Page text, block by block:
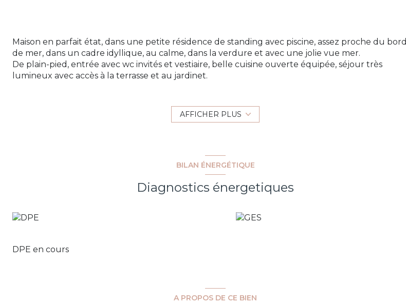
Maison en parfait état, dans une petite résidence de standing avec piscine, assez proche du bord
de mer, dans un cadre idyllique, au calme, dans la verdure et avec une jolie vue mer.
De plain-pied, entrée avec wc invités et vestiaire, belle cuisine ouverte équipée, séjour très
lumineux avec accès à la terrasse et au jardinet.
AFFICHER PLUS
BILAN ÉNERGÉTIQUE
Diagnostics énergetiques
DPE en cours
A PROPOS DE CE BIEN